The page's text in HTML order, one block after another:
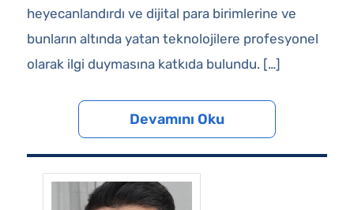
heyecanlandırdı ve dijital para birimlerine ve
bunların altında yatan teknolojilere profesyonel
olarak ilgi duymasına katkıda bulundu. […]
Devamını Oku